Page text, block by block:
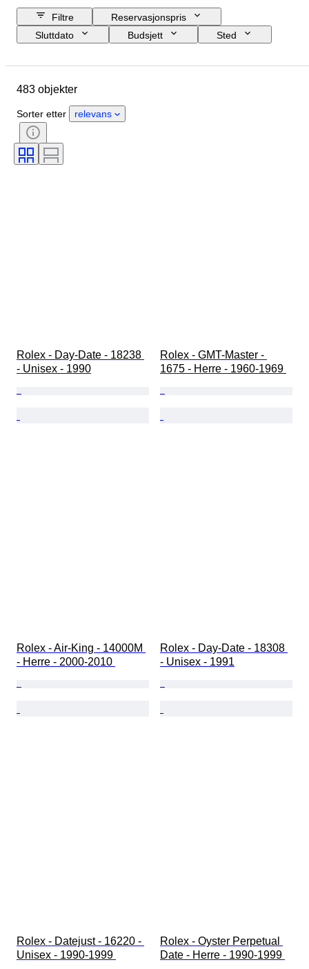
Filtre
Reservasjonspris
Sluttdato
Budsjett
Sted
Materiale
Farge
Klokkerem materiale
483 objekter
Sorter etter relevans
Rolex - Day-Date - 18238
- Unisex - 1990
Rolex - GMT-Master -
1675 - Herre - 1960-1969
Rolex - Air-King - 14000M
- Herre - 2000-2010
Rolex - Day-Date - 18308
- Unisex - 1991
Rolex - Datejust - 16220 -
Unisex - 1990-1999
Rolex - Oyster Perpetual
Date - Herre - 1990-1999